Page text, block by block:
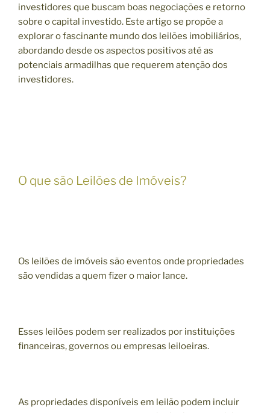
investidores que buscam boas negociações e retorno
sobre o capital investido. Este artigo se propõe a
explorar o fascinante mundo dos leilões imobiliários,
abordando desde os aspectos positivos até as
potenciais armadilhas que requerem atenção dos
investidores.
O que são Leilões de Imóveis?
Os leilões de imóveis são eventos onde propriedades
são vendidas a quem fizer o maior lance.
Esses leilões podem ser realizados por instituições
financeiras, governos ou empresas leiloeiras.
As propriedades disponíveis em leilão podem incluir